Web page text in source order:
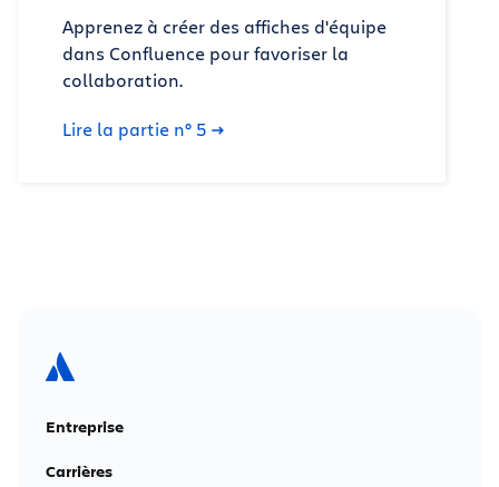
Apprenez à créer des affiches d'équipe
dans Confluence pour favoriser la
collaboration.
Lire la partie n° 5
Entreprise
Carrières